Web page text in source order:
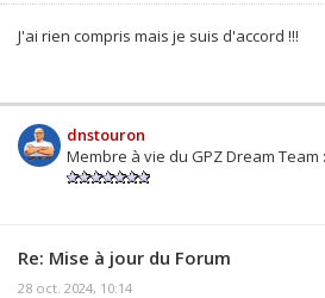
J'ai rien compris mais je suis d'accord !!!
dnstouron
Membre à vie du GPZ Dream Team
Re: Mise à jour du Forum
28 oct. 2024, 10:14